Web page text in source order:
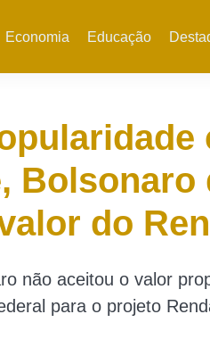
Economia Educação
Bolsonaro
do
não aceitou o valor
para o projeto